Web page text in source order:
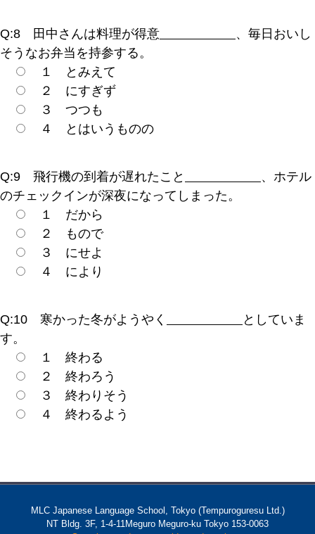
Q:8 田中さんは料理が得意
、毎日おいし
そうなお弁当を持参する。
１ とみえて
２ にすぎず
３ つつも
４ とはいうものの
Q:9 飛行機の到着が遅れたこと
、ホテル
のチェックインが深夜になってしまった。
１ だから
２ もので
３ にせよ
４ により
Q:10 寒かった冬がようやく
としていま
す。
１ 終わる
２ 終わろう
３ 終わりそう
４ 終わるよう
MLC Japanese Language School, Tokyo (Tempuroguresu Ltd.)
NT Bldg. 3F, 1-4-11Meguro Meguro-ku Tokyo 153-0063